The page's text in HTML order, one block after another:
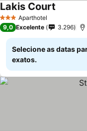
3 EstrelasAparthotel
Lakis Court
9,0 Excelente 3.296
Selecione as datas
exatos.